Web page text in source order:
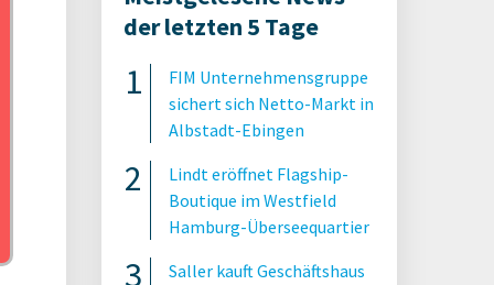
der letzten 5 Tage
FIM Unternehmensgruppe
sichert sich Netto-Markt in
Albstadt-Ebingen
Lindt eröffnet Flagship-
Boutique im Westfield
Hamburg-Überseequartier
Saller kauft Geschäftshaus